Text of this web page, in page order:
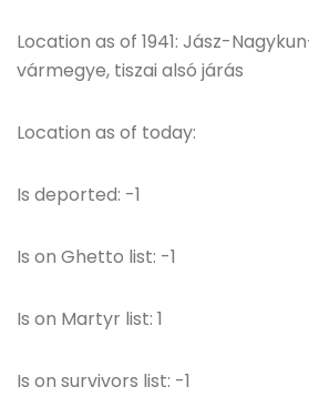
Location as of 1941: Jász-
vármegye, tiszai alsó járás
Location as of today:
Is deported: -1
Is on Ghetto list: -1
Is on Martyr list: 1
Is on survivors list: -1